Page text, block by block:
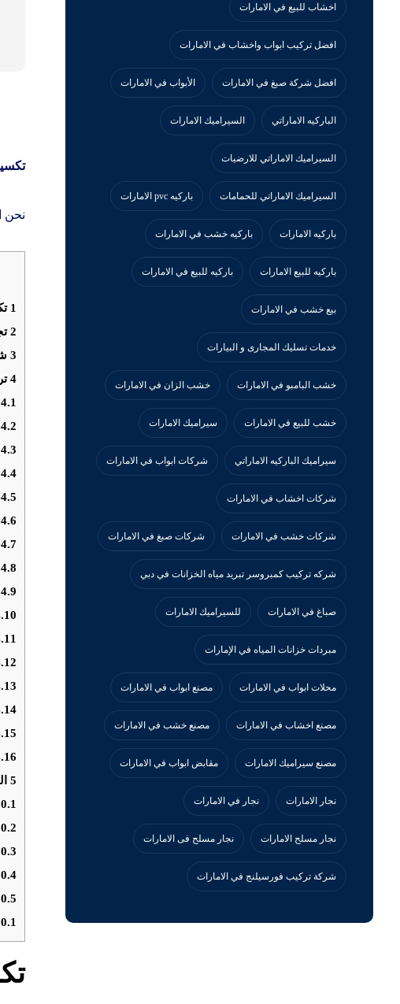
نحن
1
2
3
4
4.1
4.2
4.3
4.4
4.5
4.6
4.7
4.8
4.9
5
اخشاب للبيع في الامارات
افضل تركيب ابواب واخشاب في الامارات
افضل شركة صبغ في الامارات الأبواب في الامارات
الباركيه الاماراتي السيراميك الامارات
السيراميك الاماراتي للارضيات
السيراميك الاماراتي للحمامات باركيه pvc الامارات
باركيه الامارات باركيه خشب في الامارات
باركيه للبيع الامارات باركيه للبيع في الامارات
بيع خشب في الامارات
خدمات تسليك المجارى و البيارات
خشب البامبو في الامارات خشب الزان في الامارات
خشب للبيع في الامارات سيراميك الامارات
سيراميك الباركيه الاماراتي شركات ابواب في الامارات
شركات اخشاب في الامارات
شركات خشب في الامارات شركات صبغ في الامارات
شركه تركيب كمبروسر تبريد مياه الخزانات في دبي
صباغ في الامارات للسيراميك الامارات
مبردات خزانات المياه في الإمارات
محلات ابواب في الامارات مصنع ابواب في الامارات
مصنع اخشاب في الامارات مصنع خشب في الامارات
مصنع سيراميك الامارات مقابض ابواب في الامارات
نجار الامارات نجار في الامارات
نجار مسلح الامارات نجار مسلح فى الامارات
‏شركة تركيب فورسيلنج في الامارات